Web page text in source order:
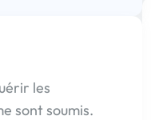
les
sont soumis.